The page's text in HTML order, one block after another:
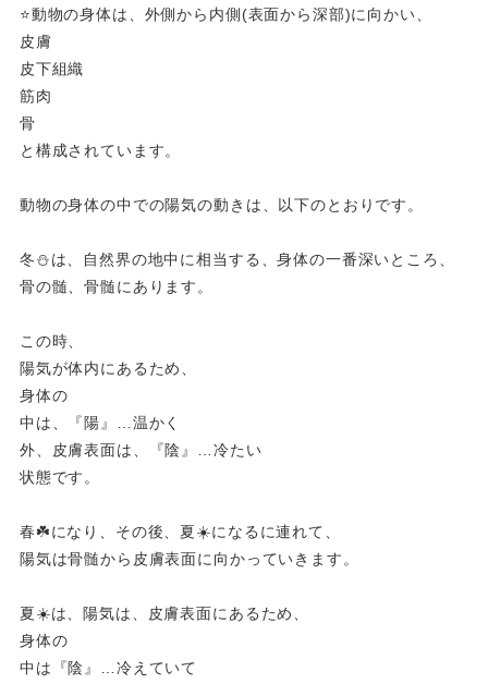
⭐️動物の身体は、外側から内側(表面から深部)に向かい、
皮膚
皮下組織
筋肉
骨
と構成されています。
動物の身体の中での陽気の動きは、以下のとおりです。
冬⛄️は、自然界の地中に相当する、身体の一番深いところ、
骨の髄、骨髄にあります。
この時、
陽気が体内にあるため、
身体の
中は、『陽』…温かく
外、皮膚表面は、『陰』…冷たい
状態です。
春☘️になり、その後、夏☀️になるに連れて、
陽気は骨髄から皮膚表面に向かっていきます。
夏☀️は、陽気は、皮膚表面にあるため、
身体の
中は『陰』…冷えていて